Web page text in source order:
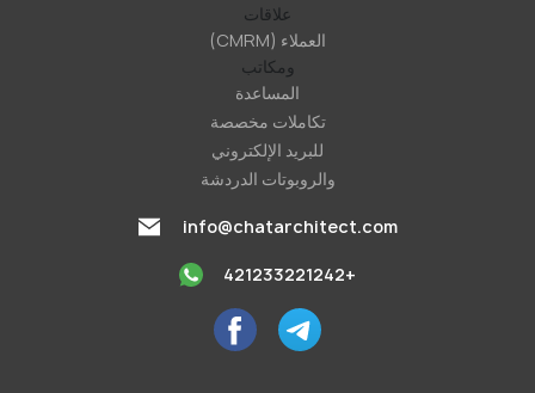
علاقات
العملاء (CMRM)
ومكاتب
المساعدة
تكاملات مخصصة
للبريد الإلكتروني
والروبوتات الدردشة
info@chatarchitect.com
+421233221242